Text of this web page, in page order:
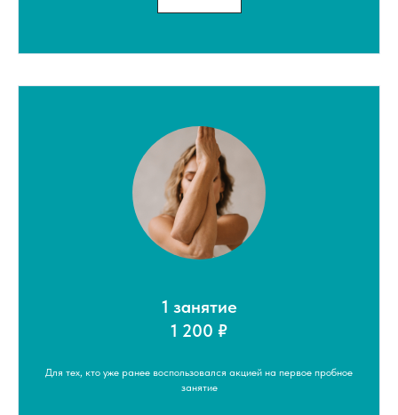
1 занятие
1 200 ₽
Для тех, кто уже ранее воспользовался акцией на первое пробное
занятие